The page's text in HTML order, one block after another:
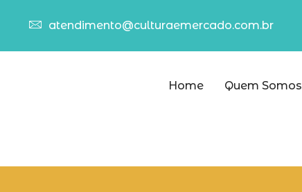
atendimento@culturaemercado.com.br
Home Quem Somos